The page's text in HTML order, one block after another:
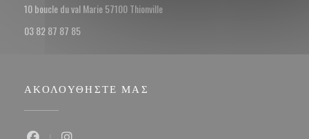
10 boucle du val Marie 57100 Thionville((ανοίγει σε νέο παράθυρο))
03 82 87 87 85
ΑΚΟΛΟΥΘΉΣΤΕ ΜΑΣ